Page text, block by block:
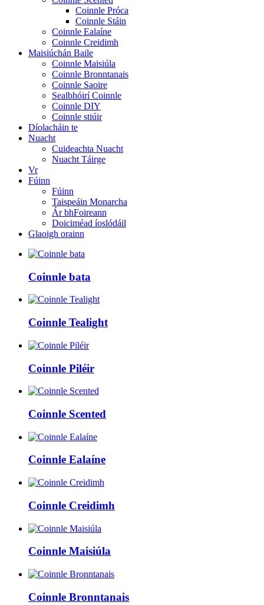
Coinnle Próca
Coinnle Stáin
Coinnle Ealaíne
Coinnle Creidimh
Maisiúchán Baile
Coinnle Maisiúla
Coinnle Bronntanais
Coinnle Saoire
Sealbhóirí Coinnle
Coinnle DIY
Coinnle stiúir
Díolacháin te
Nuacht
Cuideachta Nuacht
Nuacht Táirge
Vr
Fúinn
Fúinn
Taispeáin Monarcha
Ár bhFoireann
Doiciméad íoslódáil
Glaoigh orainn
Coinnle bata
Coinnle Tealight
Coinnle Piléir
Coinnle Scented
Coinnle Ealaíne
Coinnle Creidimh
Coinnle Maisiúla
Coinnle Bronntanais